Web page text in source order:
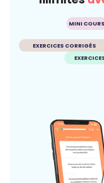
MINI COURS
EXERCICES CORRIGÉS